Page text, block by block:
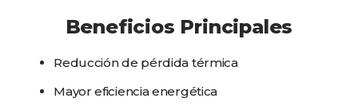
Beneficios Principales
Reducción de pérdida térmica
Mayor eficiencia energética